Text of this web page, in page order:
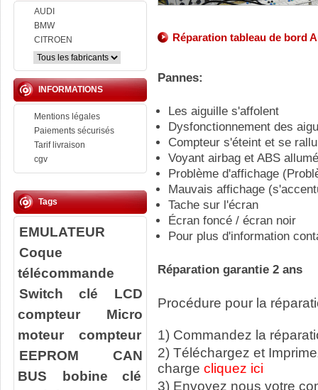
AUDI
BMW
CITROEN
INFORMATIONS
Mentions légales
Paiements sécurisés
Tarif livraison
cgv
Tags
EMULATEUR
Coque
télécommande
Switch clé
LCD
compteur
Micro
moteur compteur
EEPROM
CAN
BUS
bobine clé
Réparation tableau de bord
Pannes:
Les aiguille s'affolent
Dysfonctionnement des
Compteur s'éteint et se
Voyant airbag et ABS
Problème d'affichage
Mauvais affichage
Tache sur l'écran
Écran foncé / écran noir
Pour plus d'information
Réparation garantie 2 ans
Procédure pour la
1) Commandez la
2) Téléchargez et
charge cliquez ici
3) Envoyez nous votre